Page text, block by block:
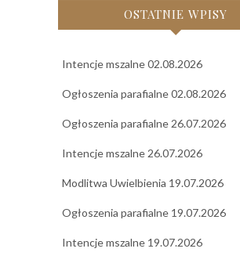
OSTATNIE WPISY
Intencje mszalne 02.08.2026
Ogłoszenia parafialne 02.08.2026
Ogłoszenia parafialne 26.07.2026
Intencje mszalne 26.07.2026
Modlitwa Uwielbienia 19.07.2026
Ogłoszenia parafialne 19.07.2026
Intencje mszalne 19.07.2026